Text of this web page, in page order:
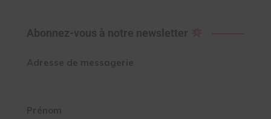
Abonnez-vous à notre newsletter
Adresse de messagerie
Prénom